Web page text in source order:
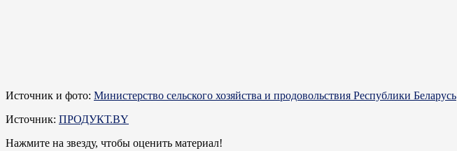
Источник и фото: Министерство сельского хозяйства и продовольствия Республики Беларусь
Источник: ПРОДУКТ.BY
Нажмите на звезду, чтобы оценить материал!